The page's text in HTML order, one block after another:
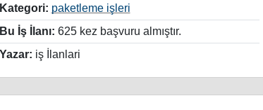
Kategori: paketleme işleri
Bu İş İlanı: 625 kez başvuru almıştır.
Yazar: iş İlanlari